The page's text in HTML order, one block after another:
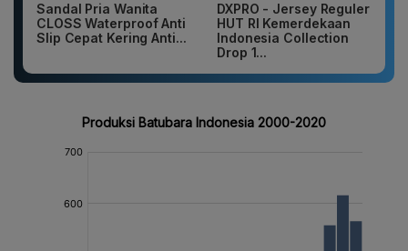
Sandal Pria Wanita
CLOSS Waterproof Anti
Slip Cepat Kering Anti...
DXPRO - Jersey Reguler
HUT RI Kemerdekaan
Indonesia Collection
Drop 1...